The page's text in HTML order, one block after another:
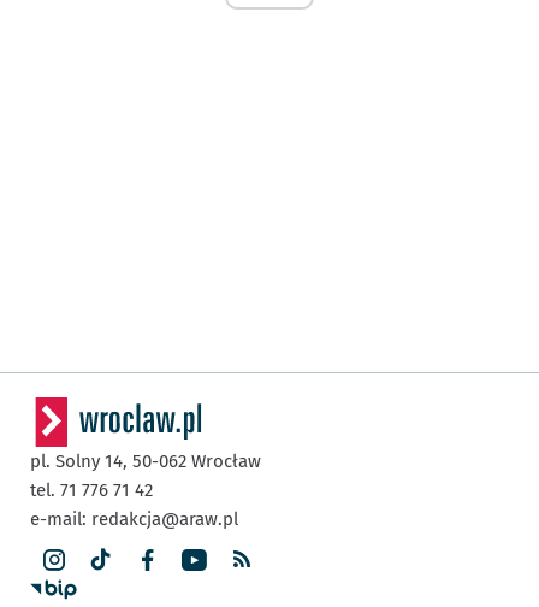
pl. Solny 14, 50-062 Wrocław
tel. 71 776 71 42
e-mail: redakcja@araw.pl